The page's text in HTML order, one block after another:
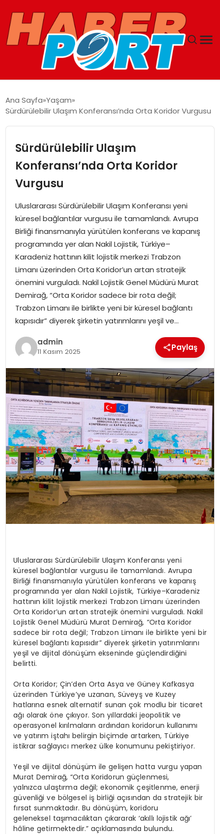
YAŞAM
SAĞLIK
MAGAZIN
SPOR
EĞITIM
OTOMOBIL
TEKNOLOJI
EKONOMI
Ana Sayfa Yaşam
Sürdürülebilir Ulaşım Konferansı’nda Orta Koridor Vurgusu
Sürdürülebilir Ulaşım
Konferansı’nda Orta Koridor
Vurgusu
Uluslararası Sürdürülebilir Ulaşım Konferansı yeni
küresel bağlantılar vurgusu ile tamamlandı. Avrupa
Birliği finansmanıyla yürütülen konferans ve kapanış
programında yer alan Nakil Lojistik, Türkiye–
Karadeniz hattının kilit lojistik merkezi Trabzon
Limanı üzerinden Orta Koridor’un artan stratejik
önemini vurguladı. Nakil Lojistik Genel Müdürü Murat
Demirağ, “Orta Koridor sadece bir rota değil;
Trabzon Limanı ile birlikte yeni bir küresel bağlantı
kapısıdır” diyerek şirketin yatırımlarını yeşil ve…
admin
11 Kasım 2025 Paylaş
Uluslararası Sürdürülebilir Ulaşım Konferansı yeni
küresel bağlantılar vurgusu ile tamamlandı. Avrupa
Birliği finansmanıyla yürütülen konferans ve kapanış
programında yer alan Nakil Lojistik, Türkiye–Karadeniz
hattının kilit lojistik merkezi Trabzon Limanı üzerinden
Orta Koridor’un artan stratejik önemini vurguladı. Nakil
Lojistik Genel Müdürü Murat Demirağ, “Orta Koridor
sadece bir rota değil; Trabzon Limanı ile birlikte yeni bir
küresel bağlantı kapısıdır” diyerek şirketin yatırımlarını
yeşil ve dijital dönüşüm ekseninde güçlendirdiğini
belirtti.
Orta Koridor; Çin’den Orta Asya ve Güney Kafkasya
üzerinden Türkiye’ye uzanan, Süveyş ve Kuzey
hatlarına esnek alternatif sunan çok modlu bir ticaret
ağı olarak öne çıkıyor. Son yıllardaki jeopolitik ve
operasyonel kırılmaların ardından koridorun kullanımı
ve yatırım iştahı belirgin biçimde artarken, Türkiye
istikrar sağlayıcı merkez ülke konumunu pekiştiriyor.
Yeşil ve dijital dönüşüm ile gelişen hatta vurgu yapan
Murat Demirağ, “Orta Koridorun güçlenmesi,
yalnızca ulaştırma değil; ekonomik çeşitlenme, enerji
güvenliği ve bölgesel iş birliği açısından da stratejik bir
fırsat sunmaktadır. Bu dönüşüm, koridoru
geleneksel taşımacılıktan çıkararak ‘akıllı lojistik ağı’
hâline getirmektedir.” açıklamasında bulundu.